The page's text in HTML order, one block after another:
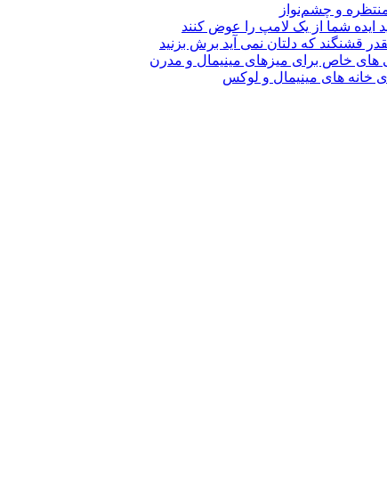
و چشم‌نواز
ایده شما از یک لامپ را عوض کنند
قشنگند که دلتان نمی آید برش بزنید
خاص برای میزهای مینیمال و مدرن
خانه های مینیمال و لوکس